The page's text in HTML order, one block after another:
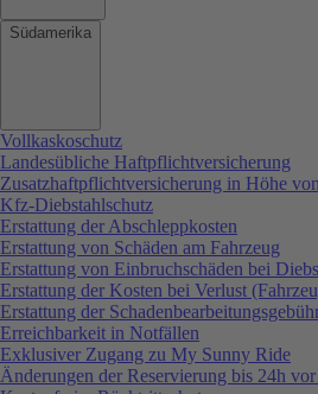
Südamerika
Vollkaskoschutz
Landesübliche Haftpflichtversicherung
Zusatzhaftpflichtversicherung in Höhe
Kfz-Diebstahlschutz
Erstattung der Abschleppkosten
Erstattung von Schäden am Fahrzeug
Erstattung von Einbruchschäden bei
Erstattung der Kosten bei Verlust
Erstattung der
Erreichbarkeit in Notfällen
Exklusiver Zugang zu My Sunny Ride
Änderungen der Reservierung bis 24h